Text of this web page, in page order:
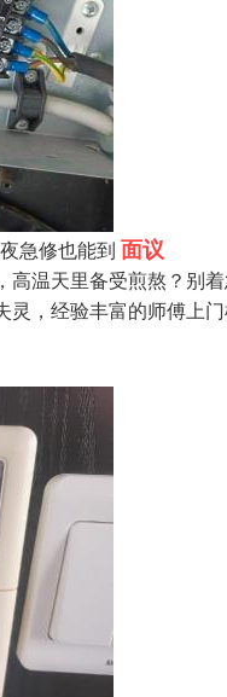
急修也能到 面议
温天里备受煎熬？别
，经验丰富的师傅上